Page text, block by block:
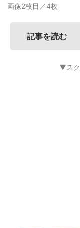
画像2枚目／4枚
記事を読む
▼ス